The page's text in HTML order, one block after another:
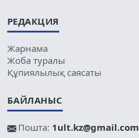
РЕДАКЦИЯ
Жарнама
Жоба туралы
Құпиялылық саясаты
БАЙЛАНЫС
Пошта: 1ult.kz@gmail.com